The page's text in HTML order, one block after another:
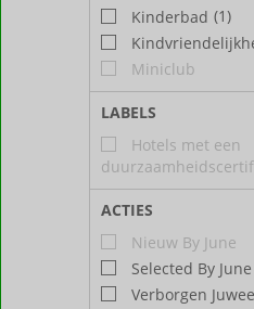
Kinderbad (1)
Miniclub
LABELS
Hotels met een
ACTIES
Nieuw By June
Selected By June
Verborgen